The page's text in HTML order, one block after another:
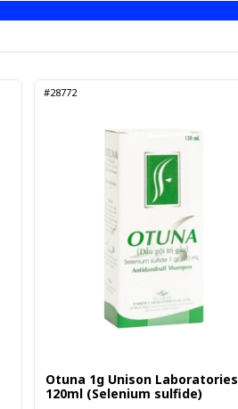
#28772
Otuna 1g Unison Laboratories
120ml (Selenium sulfide)